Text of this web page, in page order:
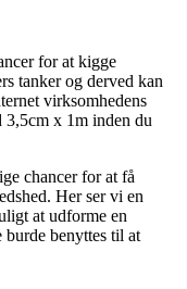
for at kigge
tanker og derved kan
virksomhedens
x 1m inden du
chancer for at få
Her ser vi en
at udforme en
benyttes til at